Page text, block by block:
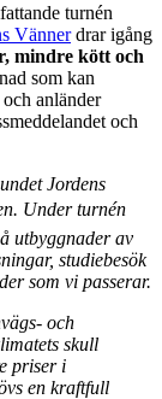
turnén
Vännerdrar igång
mindre kött och
som kan
anländer
och
Jordens
Under turnén
utbyggnader av
studiebesök
som vi passerar.
och
skull
priser i
en kraftfull